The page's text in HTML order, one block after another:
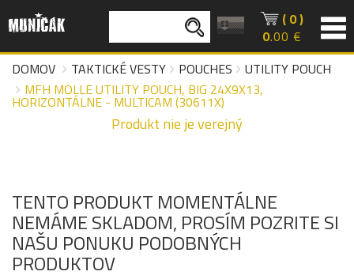
( 0 )
0.00 €
DOMOV
TAKTICKÉ VESTY POUCHES
UTILITY POUCH
MFH MOLLE UTILITY POUCH, BIG 24X9X13,
HORIZONTÁLNE - MULTICAM (30611X)
Produkt nie je verejný
TENTO PRODUKT MOMENTÁLNE
NEMÁME SKLADOM, PROSÍM POZRITE SI
NAŠU PONUKU PODOBNÝCH
PRODUKTOV